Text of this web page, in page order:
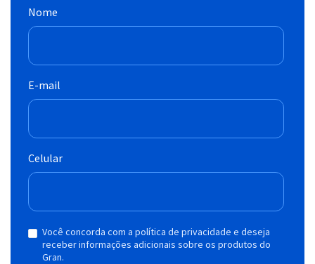
Nome
E-mail
Celular
Você concorda com a política de privacidade e deseja
receber informações adicionais sobre os produtos do
Gran.